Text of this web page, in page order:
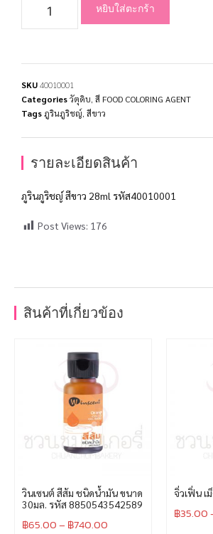
หยิบใส่ตะกร้า
SKU40010001
Categoriesวัตุดิบ สี FOOD COLORING AGENT
Tagsภูรินภูริชญ์ สีขาว
รายละเอียดสินค้า
ภูรินภูริชญ์ สีขาว 28ml รหัส40010001
Post Views: 176
สินค้าที่เกี่ยวข้อง
วินเซนต์ สีส้ม ชนิดน้ำมัน ขนาด
30มล. รหัส 8850543542589
฿65.00– ฿740.00
จิ่วเฟิ่น เ
฿35.00